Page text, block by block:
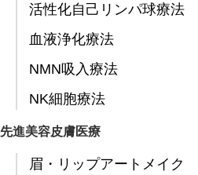
活性化自己リンパ球療法
血液浄化療法
NMN吸入療法
NK細胞療法
先進美容皮膚医療
眉・リップアートメイク